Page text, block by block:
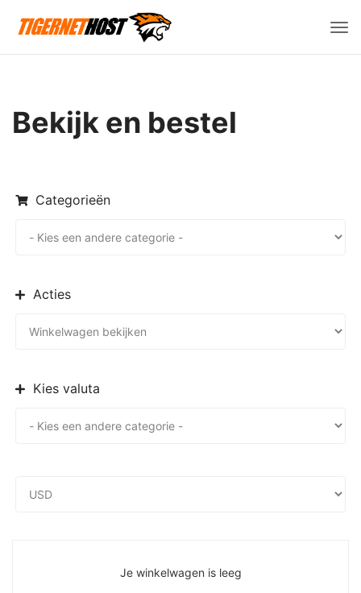
Bekijk en bestel
Categorieën
Acties
Kies valuta
Je winkelwagen is leeg